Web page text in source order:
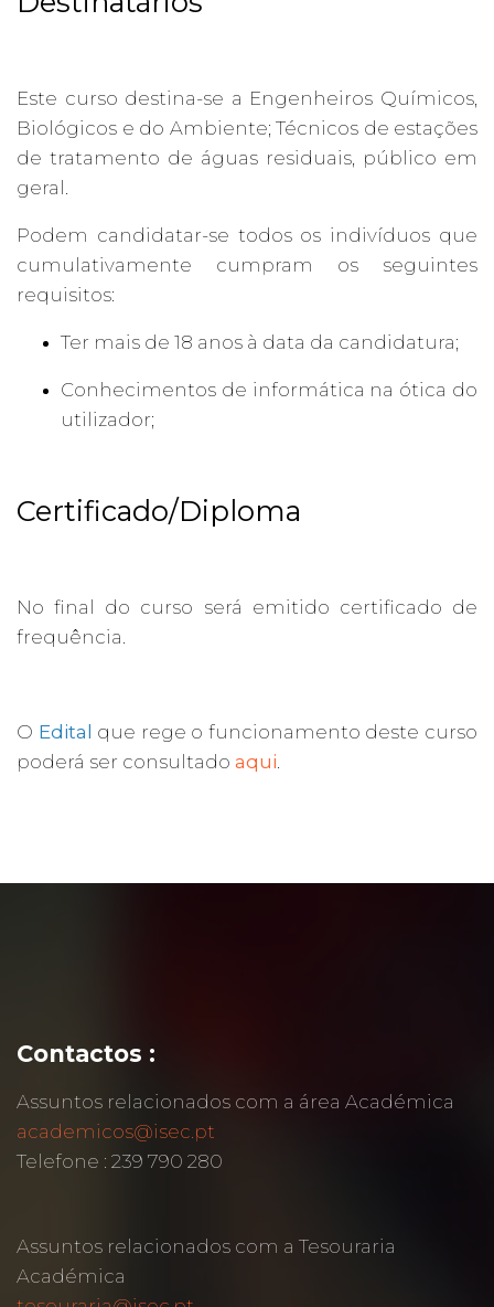
Este curso destina-se a Engenheiros Químicos,
Biológicos e do Ambiente; Técnicos de estações
de tratamento de águas residuais, público em
geral.
Podem candidatar-se todos os indivíduos que
cumulativamente cumpram os seguintes
requisitos:
Ter mais de 18 anos à data da candidatura;
Conhecimentos de informática na ótica do
utilizador;
Certificado/Diploma
No final do curso será emitido certificado de
frequência.
O Edital que rege o funcionamento deste curso
poderá ser consultado aqui.
Contactos :
Assuntos relacionados com a área Académica
academicos@isec.pt
Telefone : 239 790 280
Assuntos relacionados com a Tesouraria
Académica